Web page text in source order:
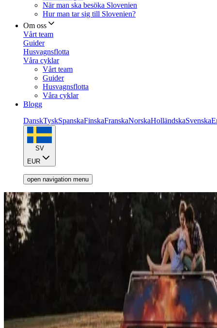
När man ska besöka Slovenien
Hur man tar sig till Slovenien?
Om oss
Vårt team
Guider
Husvagnsflotta
Våra cyklar
Vårt team
Guider
Husvagnsflotta
Våra cyklar
Blogg
DanskTyskSpanskaFinskaFranskaNorskaHolländskaSvenska
SV
EUR
open navigation menu